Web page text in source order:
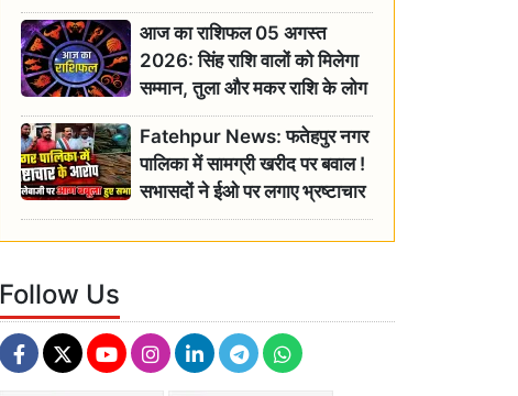
बड़ा झटका, योगी ने जताया दुःख
आज का राशिफल 05 अगस्त
2026: सिंह राशि वालों को मिलेगा
सम्मान, तुला और मकर राशि के लोग
रहें सतर्क
Fatehpur News: फतेहपुर नगर
पालिका में सामग्री खरीद पर बवाल !
सभासदों ने ईओ पर लगाए भ्रष्टाचार
के गंभीर आरोप
Follow Us